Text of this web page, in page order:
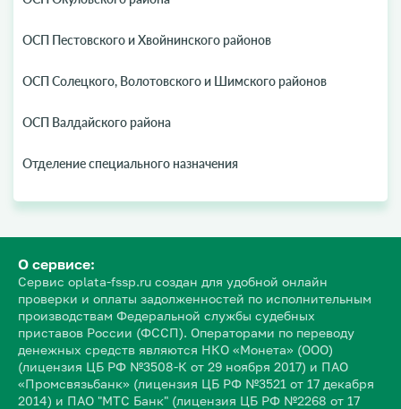
ОСП Пестовского и Хвойнинского районов
ОСП Солецкого, Волотовского и Шимского районов
ОСП Валдайского района
Отделение специального назначения
О сервисе:
Сервис oplata-fssp.ru создан для удобной онлайн
проверки и оплаты задолженностей по исполнительным
производствам Федеральной службы судебных
приставов России (ФССП). Операторами по переводу
денежных средств являются НКО «Монета» (ООО)
(лицензия ЦБ РФ №3508-К от 29 ноября 2017) и ПАО
«Промсвязьбанк» (лицензия ЦБ РФ №3521 от 17 декабря
2014) и ПАО "МТС Банк" (лицензия ЦБ РФ №2268 от 17